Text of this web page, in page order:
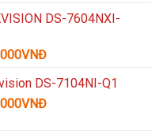
tại
1,489,000VNĐ.
DS-7604NXI-
VNĐGiá
tại
là:
DS-7104NI-Q1
VNĐGiá